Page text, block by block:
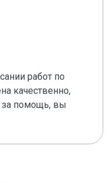
работ по
качественно,
за помощь, вы